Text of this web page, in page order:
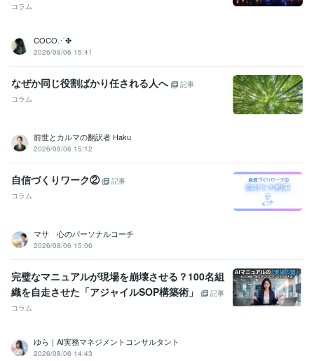
コラム
COCO⋰✤
2026/08/06 15:41
なぜか同じ役割ばかり任される人へ
記事
コラム
前世とカルマの翻訳者 Haku
2026/08/06 15:12
自信づくりワーク②
記事
コラム
マサ 心のパーソナルコーチ
2026/08/06 15:06
完璧なマニュアルが現場を崩壊させる？100名組
織を自走させた「アジャイルSOP構築術」
記事
コラム
ゆら｜AI実務マネジメントコンサルタント
2026/08/06 14:43